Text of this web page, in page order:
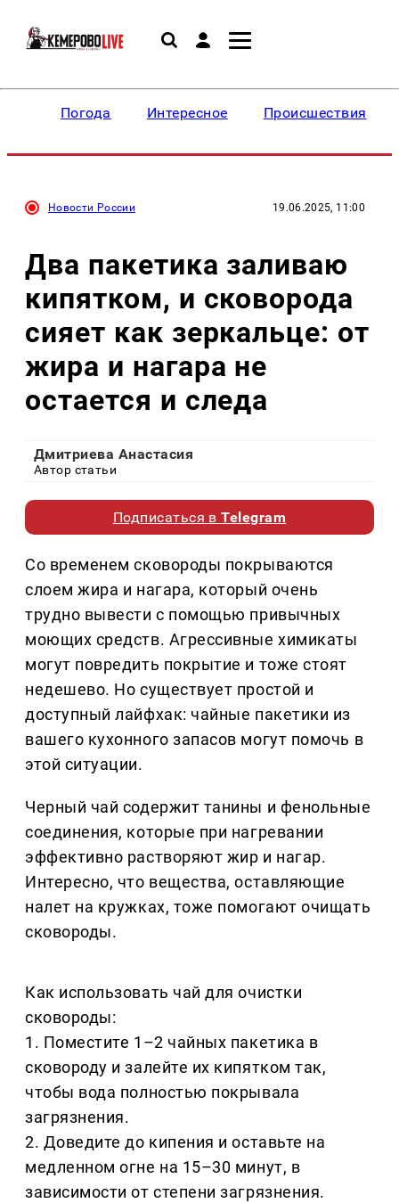
Погода Интересное Происшествия
Новости России 19.06.2025, 11:00
Два пакетика заливаю
кипятком, и сковорода
сияет как зеркальце: от
жира и нагара не
остается и следа
Дмитриева Анастасия
Автор статьи
Подписаться вTelegram
Со временем сковороды покрываются
слоем жира и нагара, который очень
трудно вывести с помощью привычных
моющих средств. Агрессивные химикаты
могут повредить покрытие и тоже стоят
недешево. Но существует простой и
доступный лайфхак: чайные пакетики из
вашего кухонного запасов могут помочь в
этой ситуации.
Черный чай содержит танины и фенольные
соединения, которые при нагревании
эффективно растворяют жир и нагар.
Интересно, что вещества, оставляющие
налет на кружках, тоже помогают очищать
сковороды.
Как использовать чай для очистки
сковороды:
1. Поместите 1–2 чайных пакетика в
сковороду и залейте их кипятком так,
чтобы вода полностью покрывала
загрязнения.
2. Доведите до кипения и оставьте на
медленном огне на 15–30 минут, в
зависимости от степени загрязнения.